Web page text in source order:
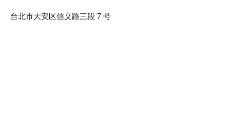
台北市大安区信义路三段 7 号